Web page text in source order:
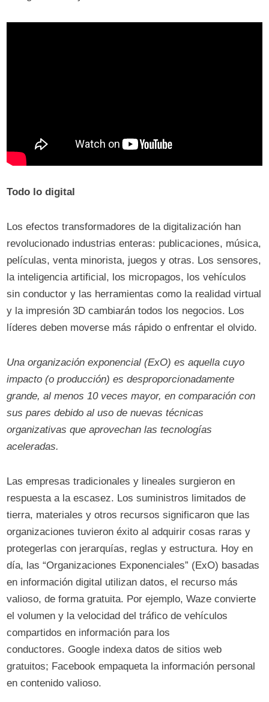
Todo lo digital
Los efectos transformadores de la digitalización han
revolucionado industrias enteras: publicaciones, música,
películas, venta minorista, juegos y otras. Los sensores,
la inteligencia artificial, los micropagos, los vehículos
sin conductor y las herramientas como la realidad virtual
y la impresión 3D cambiarán todos los negocios. Los
líderes deben moverse más rápido o enfrentar el olvido.
Una organización exponencial (ExO) es aquella cuyo
impacto (o producción) es desproporcionadamente
grande, al menos 10 veces mayor, en comparación con
sus pares debido al uso de nuevas técnicas
organizativas que aprovechan las tecnologías
aceleradas.
Las empresas tradicionales y lineales surgieron en
respuesta a la escasez. Los suministros limitados de
tierra, materiales y otros recursos significaron que las
organizaciones tuvieron éxito al adquirir cosas raras y
protegerlas con jerarquías, reglas y estructura. Hoy en
día, las “Organizaciones Exponenciales” (ExO) basadas
en información digital utilizan datos, el recurso más
valioso, de forma gratuita. Por ejemplo, Waze convierte
el volumen y la velocidad del tráfico de vehículos
compartidos en información para los
conductores. Google indexa datos de sitios web
gratuitos; Facebook empaqueta la información personal
en contenido valioso.